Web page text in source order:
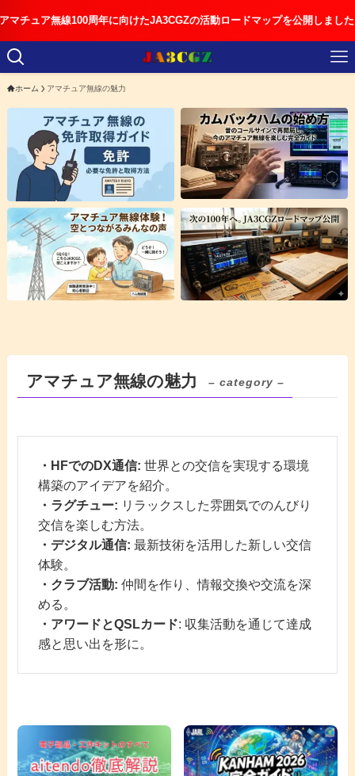
線100周年に向けたJA3CGZの活動ロードマップを公開しました
ホーム アマチュア無線の魅力
アマチュア無線の魅力 – category –
・HFでのDX通信: 世界との交信を実現する環境
構築のアイデアを紹介。
・ラグチュー: リラックスした雰囲気でのんびり
交信を楽しむ方法。
・デジタル通信: 最新技術を活用した新しい交信
体験。
・クラブ活動: 仲間を作り、情報交換や交流を深
める。
・アワードとQSLカード: 収集活動を通じて達成
感と思い出を形に。